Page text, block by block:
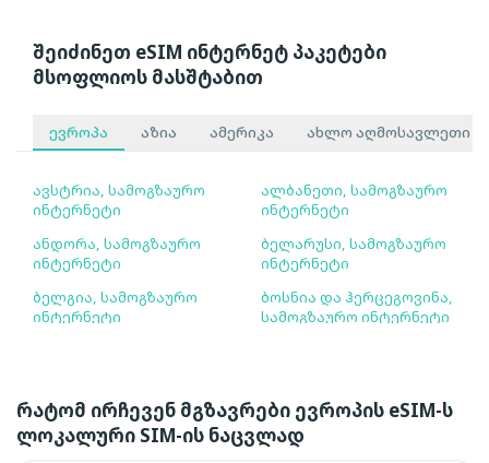
შეიძინეთ eSIM ინტერნეტ პაკეტები
მსოფლიოს მასშტაბით
ევროპა აზია ამერიკა ახლო აღმოსავლეთი
ავსტრია, სამოგზაურო
ინტერნეტი
ალბანეთი, სამოგზაურო
ინტერნეტი
ანდორა, სამოგზაურო
ინტერნეტი
ბელარუსი, სამოგზაურო
ინტერნეტი
ბელგია, სამოგზაურო
ინტერნეტი
ბოსნია და ჰერცეგოვინა,
სამოგზაურო ინტერნეტი
დანია, სამოგზაურო
ინტერნეტი
ესპანეთი, სამოგზაურო
ინტერნეტი
რატომ ირჩევენ მგზავრები ევროპის eSIM-ს
ლოკალური SIM-ის ნაცვლად